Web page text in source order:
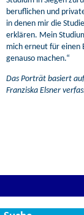
beruflichen und
in denen mir die
erklären. Mein
mich erneut für einen
genauso machen.“
Das Porträt basiert
Franziska Elsner